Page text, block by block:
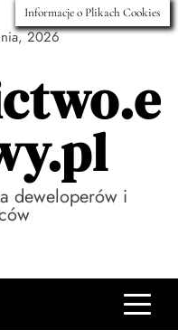
2026
deweloperów i
Informacje o Plikach Cookies